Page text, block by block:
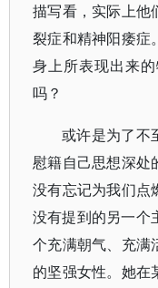
描写看，实际上他
裂症和精神阳痿症
身上所表现出来
吗？
或许是为了不
慰籍自己思想深处
没有忘记为我们点
没有提到的另一
个充满朝气、充满
的坚强女性。她在